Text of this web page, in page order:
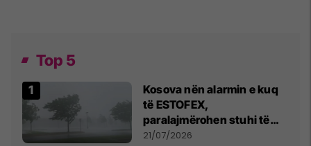
Top 5
Kosova nën alarmin e kuq
të ESTOFEX,
paralajmërohen stuhi të
fuqishme me breshër dhe
21/07/2026